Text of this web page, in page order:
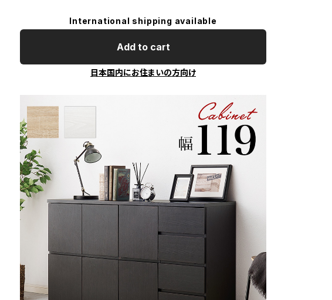
International shipping available
Add to cart
日本国内にお住まいの方向け